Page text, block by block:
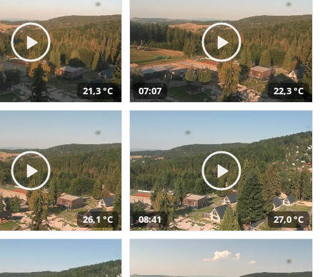
21,3 °C 07:07 22,3 °C
26,1 °C 08:41 27,0 °C